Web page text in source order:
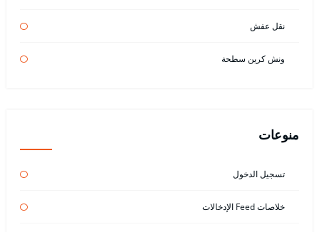
نقل عفش
ونش كرين سطحة
منوعات
تسجيل الدخول
خلاصات Feed الإدخالات